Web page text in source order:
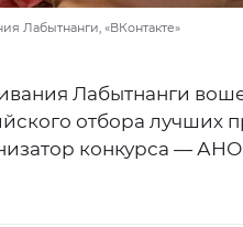
Лабытнанги, «ВКонтакте»
Лабытнанги
отбора лучших
конкурса —